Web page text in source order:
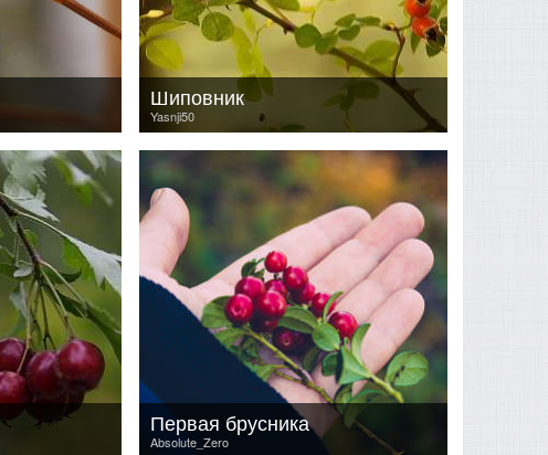
Yasnji50
Шиповник
Absolute_Zero
Первая брусника